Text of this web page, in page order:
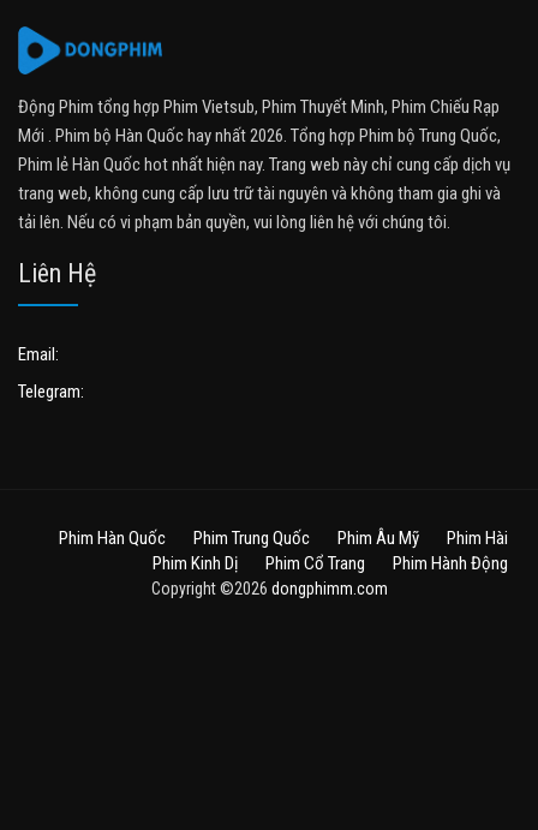
Động Phim tổng hợp Phim Vietsub, Phim Thuyết Minh, Phim Chiếu Rạp
Mới . Phim bộ Hàn Quốc hay nhất 2026. Tổng hợp Phim bộ Trung Quốc,
Phim lẻ Hàn Quốc hot nhất hiện nay. Trang web này chỉ cung cấp dịch vụ
trang web, không cung cấp lưu trữ tài nguyên và không tham gia ghi và
tải lên. Nếu có vi phạm bản quyền, vui lòng liên hệ với chúng tôi.
Liên Hệ
Email:
Telegram:
Phim Hàn Quốc Phim Trung Quốc Phim Âu Mỹ
Phim Hài
Phim Kinh Dị
Phim Cổ Trang Phim Hành Động
Copyright ©2026 dongphimm.com